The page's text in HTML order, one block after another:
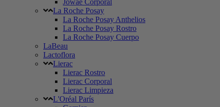
Jowaé Corporal
La Roche Posay
La Roche Posay Anthelios
La Roche Posay Rostro
La Roche Posay Cuerpo
LaBeau
Lactoflora
Lierac
Lierac Rostro
Lierac Corporal
Lierac Limpieza
L'Oréal París